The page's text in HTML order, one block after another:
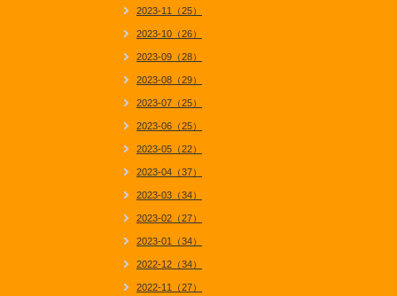
2023-11（25）
2023-10（26）
2023-09（28）
2023-08（29）
2023-07（25）
2023-06（25）
2023-05（22）
2023-04（37）
2023-03（34）
2023-02（27）
2023-01（34）
2022-12（34）
2022-11（27）